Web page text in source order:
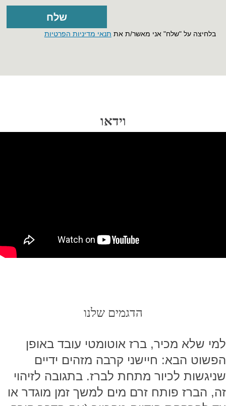
בלחיצה על "שלח" אני מאשר/ת את תנאי מדיניות הפרטיות
וידאו
הדגמים שלנו
למי שלא מכיר, ברז אוטומטי עובד באופן
הפשוט הבא: חיישני קרבה מזהים ידיים
שניגשות לכיור מתחת לברז. בתגובה לזיהוי
זה, הברז פותח זרם מים למשך זמן מוגדר או